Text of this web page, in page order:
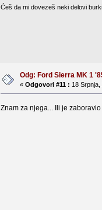
Ćeš da mi dovezeš neki delovi
Odg: Ford Sierra MK 1
« Odgovori #11 : 18
Znam za njega... Ili je